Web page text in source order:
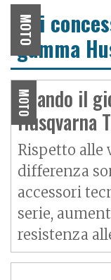
MOTO
Dai
gamma
MOTO
Quando il
Husqvarna
Rispetto alle
differenza
accessori
serie,
resistenza